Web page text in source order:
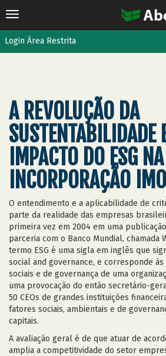
Login Área Restrita
A REVOLUÇÃO DA
SUSTENTABILIDADE
IMPACTO DO ESG NA
INCORPORAÇÃO
O entendimento e a aplicabilidade de
parte da realidade das empresas
primeira vez em 2004 em uma
parceria com o Banco Mundial, chamada
termo ESG é uma sigla em inglês que
social and governance, e corresponde
sociais e de governança de uma
uma provocação do então secretário-
50 CEOs de grandes instituições
fatores sociais, ambientais e de
capitais.
A avaliação geral é de que atuar de
amplia a competitividade do setor